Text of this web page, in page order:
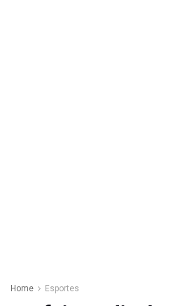
Home Esportes